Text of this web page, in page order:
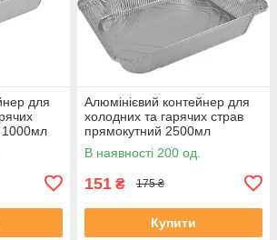
для
1000мл
уп
Алюмінієвий контейнер для
холодних та гарячих страв
прямокутний 2500мл
(323х265х48) ( без кришки)
уп 10шт.
В наявності 200 од.
151 ₴ 175 ₴
Купити